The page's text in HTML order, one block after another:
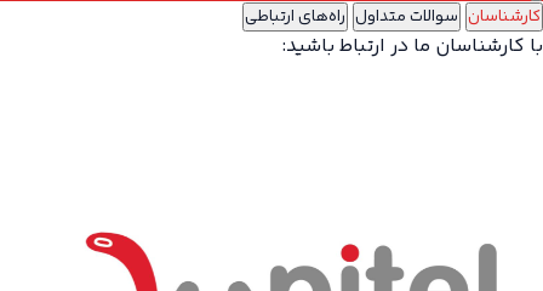
کارشناسان سوالات متداول راه‌های ارتباطی
با کارشناسان ما در ارتباط باشید: